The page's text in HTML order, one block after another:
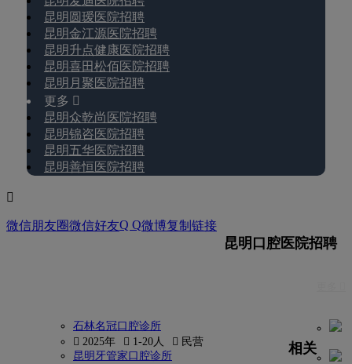
昆明圆瑷医院招聘
昆明金江源医院招聘
昆明升点健康医院招聘
昆明喜田松佰医院招聘
昆明月聚医院招聘
更多 
昆明众乾尚医院招聘
昆明锦咨医院招聘
昆明五华医院招聘
昆明善恒医院招聘

微信朋友圈微信好友Q Q微博复制链接
昆明口腔医院招聘
石林名冠口腔诊所
 2025年
 1-20人
 民营
昆明牙管家口腔诊所
相关